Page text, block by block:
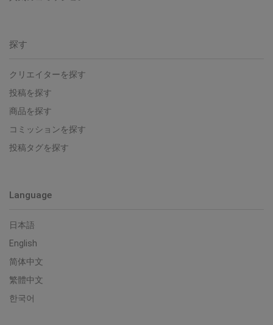
探す
クリエイターを探す
投稿を探す
商品を探す
コミッションを探す
投稿タグを探す
Language
日本語
English
简体中文
繁體中文
한국어